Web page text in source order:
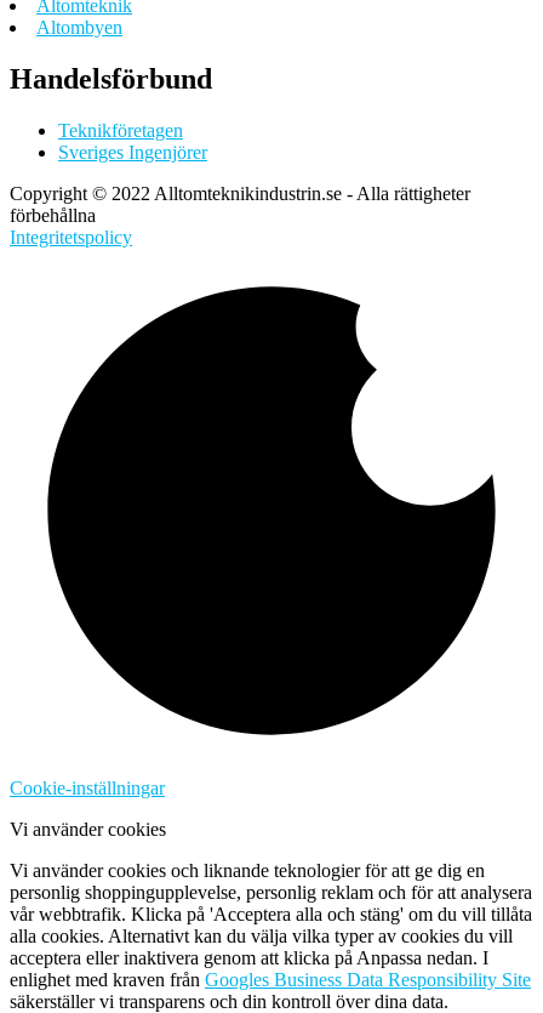
Altomteknik
Altombyen
Handelsförbund
Teknikföretagen
Sveriges Ingenjörer
Copyright © 2022 Alltomteknikindustrin.se - Alla rättigheter
förbehållna
Integritetspolicy
Cookie-inställningar
Vi använder cookies
Vi använder cookies och liknande teknologier för att ge dig en
personlig shoppingupplevelse, personlig reklam och för att analysera
vår webbtrafik. Klicka på 'Acceptera alla och stäng' om du vill tillåta
alla cookies. Alternativt kan du välja vilka typer av cookies du vill
acceptera eller inaktivera genom att klicka på Anpassa nedan. I
enlighet med kraven från Googles Business Data Responsibility Site
säkerställer vi transparens och din kontroll över dina data.